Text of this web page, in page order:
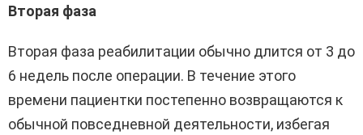
Вторая фаза
Вторая фаза реабилитации обычно длится от 3 до
6 недель после операции. В течение этого
времени пациентки постепенно возвращаются к
обычной повседневной деятельности, избегая